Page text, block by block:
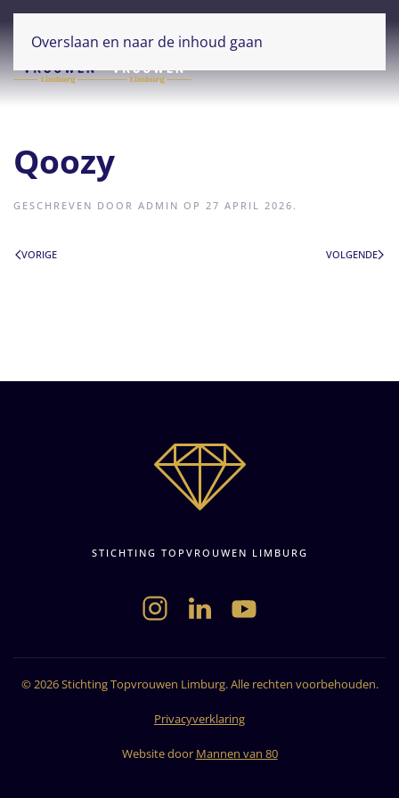
Overslaan en naar de inhoud gaan
Qoozy
GESCHREVEN DOOR ADMIN OP 27 APRIL 2026 .
VORIGE VOLGENDE
STICHTING TOPVROUWEN LIMBURG
©2026Stichting Topvrouwen Limburg. Alle rechten voorbehouden.
Privacyverklaring
Website door Mannen van 80